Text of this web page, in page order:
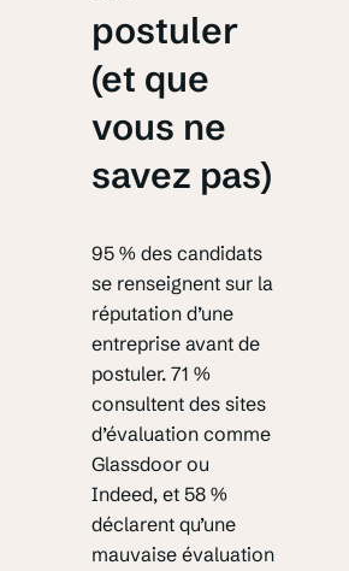
postuler
(et que
vous ne
savez pas)
95 % des candidats
se renseignent sur la
réputation d’une
entreprise avant de
postuler. 71 %
consultent des sites
d’évaluation comme
Glassdoor ou
Indeed, et 58 %
déclarent qu’une
mauvaise évaluation